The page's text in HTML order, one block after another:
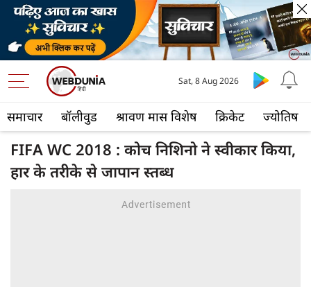
समाचार बॉलीवुड श्रावण मास विशेष क्रिकेट ज्योतिष
Sat, 8 Aug 2026
FIFA WC 2018 : कोच निशिनो ने स्वीकार किया,
हार के तरीके से जापान स्तब्ध